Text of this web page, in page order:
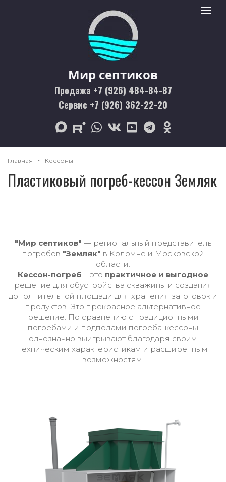
Мир септиков logo
Мир септиков
Продажа +7 (926) 484-84-87
Сервис +7 (926) 362-22-20
max rutubewhatsapp
vk youtubetelegramodnoklassniki
Toggle
Главная Кессоны
Пластиковый погреб-кессон Земляк
"Мир септиков" — региональный представитель
погребов "Земляк" в Коломне и Московской
области.
Кессон-погреб – это практичное и выгодное
решение для обустройства скважины и создания
дополнительной площади для хранения заготовок и
продуктов. Это прекрасное альтернативное
решение. По сравнению с традиционными
погребами и подполами погреба-кессоны
однозначно выигрывают благодаря своим
техническим характеристикам и расширенным
возможностям.